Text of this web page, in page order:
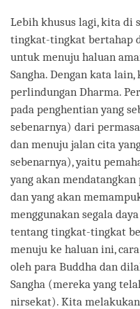
Lebih khusus lagi, kita di
tingkat-tingkat bertahap
untuk menuju haluan
Sangha. Dengan kata
perlindungan Dharma.
pada penghentian yang
sebenarnya) dari
dan menuju jalan cita
sebenarnya), yaitu
yang akan
dan yang akan
menggunakan segala
tentang tingkat-tingkat
menuju ke haluan ini,
oleh para Buddha dan
Sangha (mereka yang
nirsekat). Kita